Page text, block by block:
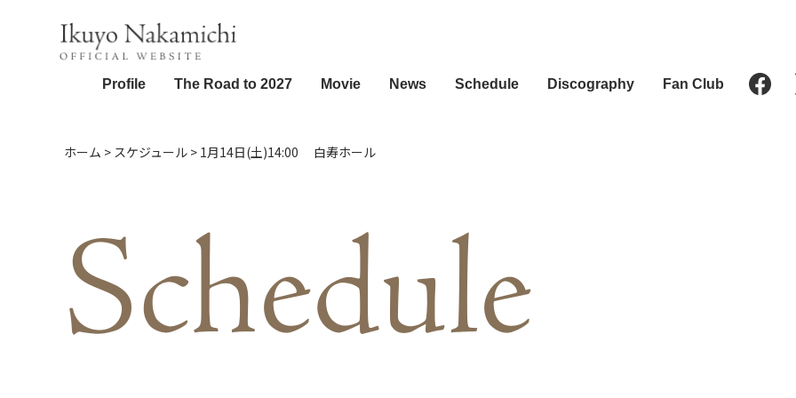
Profile The Road to 2027 Movie News Schedule Discography Fan Club
ホーム > スケジュール > 1月14日(土)14:00 白寿ホール